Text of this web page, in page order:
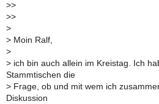
>>
>>
>
> Moin Ralf,
>
> ich bin auch allein im Kreistag. Ich
Stammtischen die
> Frage, ob und mit wem ich
Diskussion